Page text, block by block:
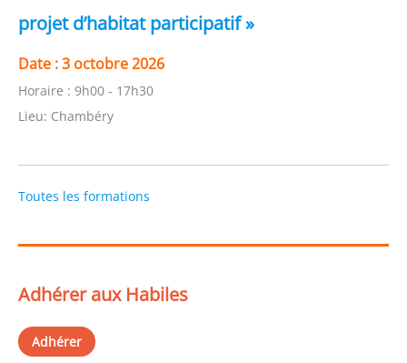
projet d’habitat participatif »
Date :3 octobre 2026
Horaire : 9h00 - 17h30
Lieu: Chambéry
Toutes les formations
Adhérer aux Habiles
Adhérer